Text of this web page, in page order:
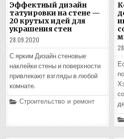
Эффектный дизайн
татуировки на стене —
20 крутых идей для
украшения стен
28.09.2020
С ярким Дизайн стеновые
наклейки стены и поверхности
привлекают взгляды в любой
комнате.
Posted
Строительство и ремонт